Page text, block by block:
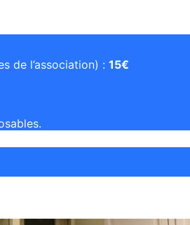
de l’association) : 15€